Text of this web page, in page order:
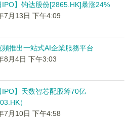
IPO】钧达股份[2865.HK]暴涨24%
7月13日 下午4:09
頻推出一站式AI企業服務平台
8月4日 下午3:03
IPO】天数智芯配股筹70亿
）
7月10日 下午4:58